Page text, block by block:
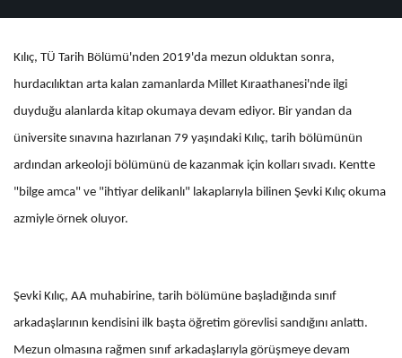
Kılıç, TÜ Tarih Bölümü'nden 2019'da mezun olduktan sonra,
hurdacılıktan arta kalan zamanlarda Millet Kıraathanesi'nde ilgi
duyduğu alanlarda kitap okumaya devam ediyor. Bir yandan da
üniversite sınavına hazırlanan 79 yaşındaki Kılıç, tarih bölümünün
ardından arkeoloji bölümünü de kazanmak için kolları sıvadı. Kentte
"bilge amca" ve "ihtiyar delikanlı" lakaplarıyla bilinen Şevki Kılıç okuma
azmiyle örnek oluyor.
Şevki Kılıç, AA muhabirine, tarih bölümüne başladığında sınıf
arkadaşlarının kendisini ilk başta öğretim görevlisi sandığını anlattı.
Mezun olmasına rağmen sınıf arkadaşlarıyla görüşmeye devam